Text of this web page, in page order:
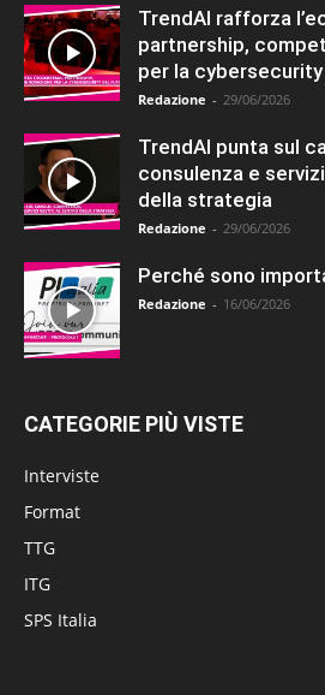
TrendAI rafforza
partnership,
per la
Redazione - 29/06/2026
TrendAI punta sul
consulenza e
della strategia
Redazione - 29/06/2026
Perché sono
Redazione - 16/06/2026
CATEGORIE PIÙ VISTE
Interviste
Format
TTG
ITG
SPS Italia